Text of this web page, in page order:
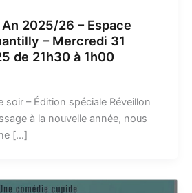
2025/26 – Espace
– Mercredi 31
de 21h30 à 1h00
soir – Édition spéciale Réveillon
à la nouvelle année, nous
[…]